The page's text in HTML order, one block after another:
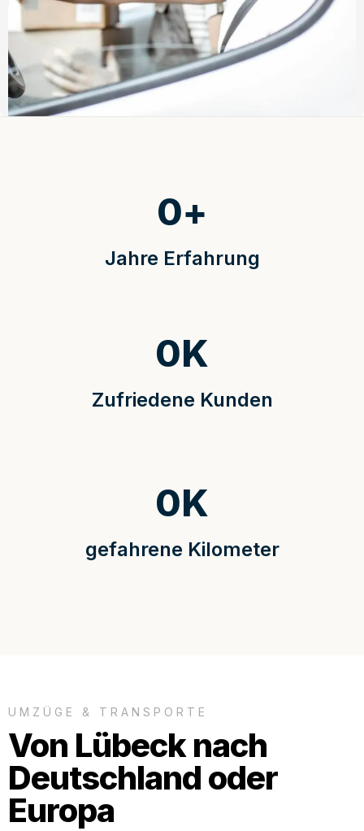
Jahre Erfahrung
0+
Zufriedene Kunden
0K
gefahrene Kilometer
0K
UMZÜGE & TRANSPORTE
Von Lübeck nach
Deutschland oder
Europa